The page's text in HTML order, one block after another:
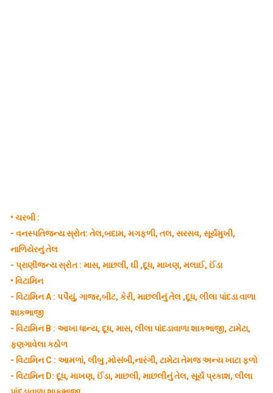
• ચરબી :
- વનસ્પતિજન્ય સ્રોત: તેલ,બદામ, મગફળી, તલ, સરસવ, સૂર્યમુખી,
નાળિયેરનું તેલ
- પ્રાણીજન્ય સ્રોત : માસ, માછલી, ઘી ,દૂધ, માખણ, મલાઈ, ઈંડા
• વિટામિન
- વિટામિન A : પપૈયું, ગાજર,બીટ, કેરી, માછલીનું તેલ ,દૂધ, લીલા પાંદડા વાળા
શાકભાજી
- વિટામિન B : આખા ધાન્ય, દૂધ, માસ, લીલા પાંદડાવાળા શાકભાજી, ટામેટા,
ફણગાવેલા કઠોળ
- વિટામિન C : આમળાં, લીંબુ ,મોસંબી,નારંગી, ટામેટા તેમજ અન્ય ખાટા ફળો
- વિટામિન D: દૂધ, માખણ, ઈંડા, માછલી, માછલીનું તેલ, સૂર્ય પ્રકાશ, લીલા